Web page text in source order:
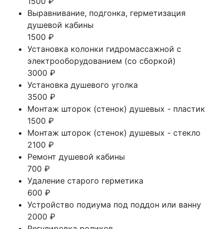
Выравнивание, подгонка, герметизация
душевой кабины
1500 ₽
Установка колонки гидромассажной с
электрооборудованием (со сборкой)
3000 ₽
Установка душевого уголка
3500 ₽
Монтаж шторок (стенок) душевых - пластик
1500 ₽
Монтаж шторок (стенок) душевых - стекло
2100 ₽
Ремонт душевой кабины
700 ₽
Удаление старого герметика
600 ₽
Устройство подиума под поддон или ванну
2000 ₽